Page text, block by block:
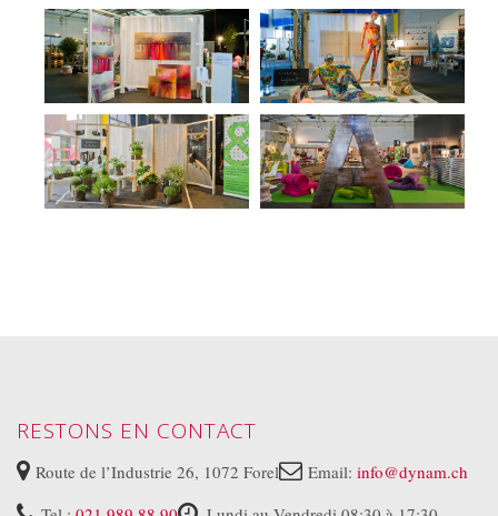
RESTONS EN CONTACT
Route de l’Industrie 26, 1072 Forel Email: info@dynam.ch